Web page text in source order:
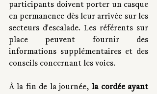
participants doivent porter un casque
en permanence dès leur arrivée sur les
secteurs d'escalade. Les référents sur
place peuvent fournir des
informations supplémentaires et des
conseils concernant les voies.
À la fin de la journée, la cordée ayant